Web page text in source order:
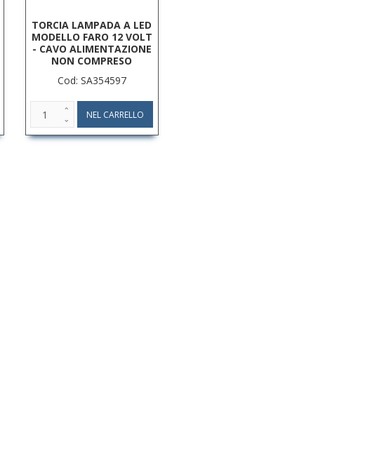
TORCIA LAMPADA A LED
MODELLO FARO 12 VOLT
- CAVO ALIMENTAZIONE
NON COMPRESO
Cod: SA354597